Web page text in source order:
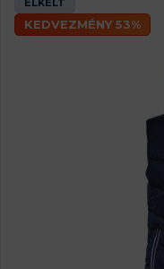
ELKELT
KEDVEZMÉNY 53%